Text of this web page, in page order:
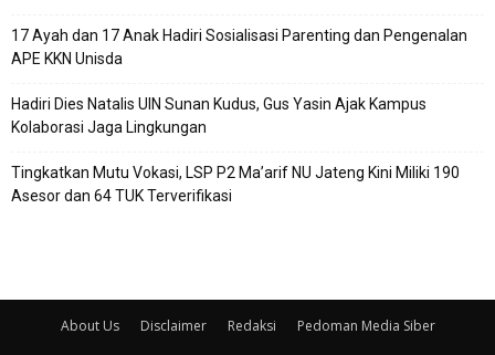
17 Ayah dan 17 Anak Hadiri Sosialisasi Parenting dan Pengenalan
APE KKN Unisda
Hadiri Dies Natalis UIN Sunan Kudus, Gus Yasin Ajak Kampus
Kolaborasi Jaga Lingkungan
Tingkatkan Mutu Vokasi, LSP P2 Ma’arif NU Jateng Kini Miliki 190
Asesor dan 64 TUK Terverifikasi
About Us Disclaimer Redaksi Pedoman Media Siber